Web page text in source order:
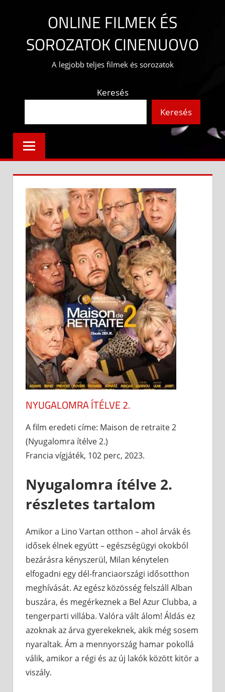
content
ONLINE FILMEK ÉS
SOROZATOK CINENUOVO
A legjobb teljes filmek és sorozatok
Keresés
Keresés
NYUGALOMRA ÍTÉLVE 2.
A film eredeti címe: Maison de retraite 2
(Nyugalomra ítélve 2.)
Francia vígjáték, 102 perc, 2023.
Nyugalomra ítélve 2.
részletes tartalom
Amikor a Lino Vartan otthon – ahol árvák és
idősek élnek együtt – egészségügyi okokból
bezárásra kényszerül, Milan kénytelen
elfogadni egy dél-franciaországi idősotthon
meghívását. Az egész közösség felszáll Alban
buszára, és megérkeznek a Bel Azur Clubba, a
tengerparti villába. Valóra vált álom! Áldás ez
azoknak az árva gyerekeknek, akik még sosem
nyaraltak. Ám a mennyország hamar pokollá
válik, amikor a régi és az új lakók között kitör a
viszály.